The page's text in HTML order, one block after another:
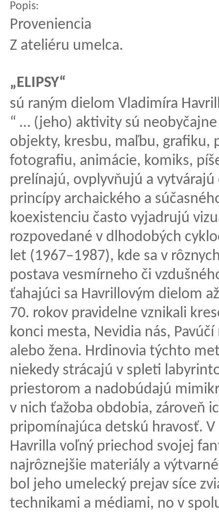
Popis:
Proveniencia
Z ateliéru umelca.
„ELIPSY“
sú raným dielom Vladimíra
“ … (jeho) aktivity sú
objekty, kresbu, maľbu, grafiku,
fotografiu, animácie, komiks,
prelínajú, ovplyvňujú a vytvárajú
princípy archaického a
koexistenciu často vyjadrujú
rozpovedané v dlhodobých
let (1967–1987), kde sa v
postava vesmírneho či
ťahajúci sa Havrillovým dielom
70. rokov pravidelne vznikali
konci mesta, Nevidia nás,
alebo žena. Hrdinovia týchto
niekedy strácajú v spleti
priestorom a nadobúdajú
v nich ťažoba obdobia, zároveň
pripomínajúca detskú hravosť.
Havrilla voľný priechod svojej
najrôznejšie materiály a
bol jeho umelecký prejav síce
technikami a médiami, no v